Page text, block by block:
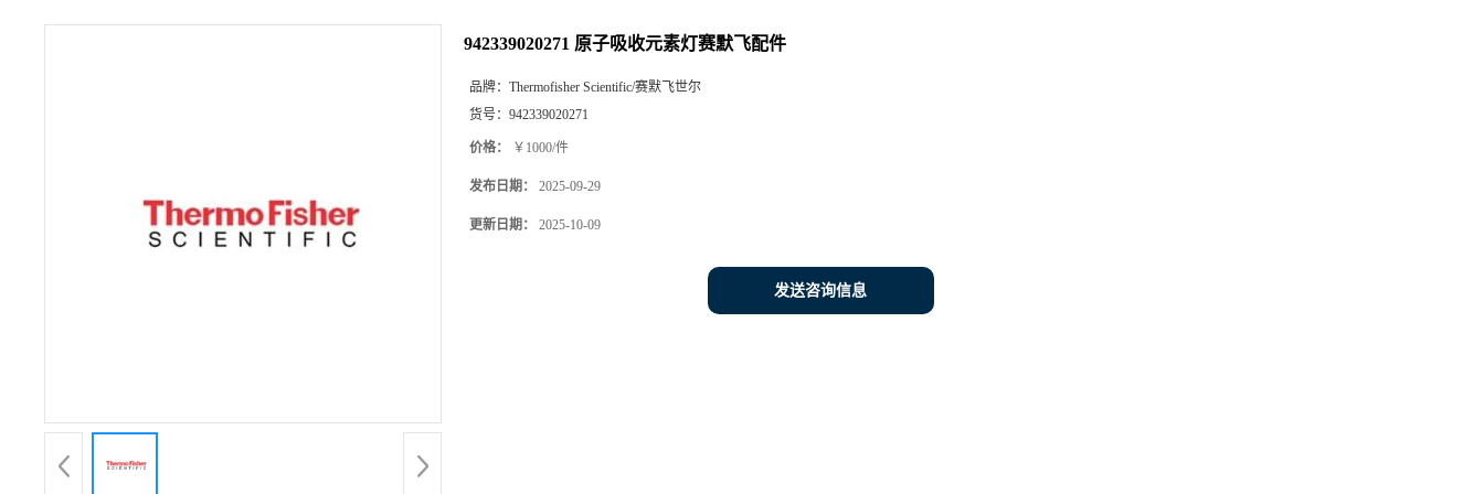
942339020271 原子吸收元素灯赛默飞配件
品牌： Thermofisher Scientific/赛默飞世尔
货号： 942339020271
价格： ￥1000/件
发布日期： 2025-09-29
更新日期： 2025-10-09
发送咨询信息